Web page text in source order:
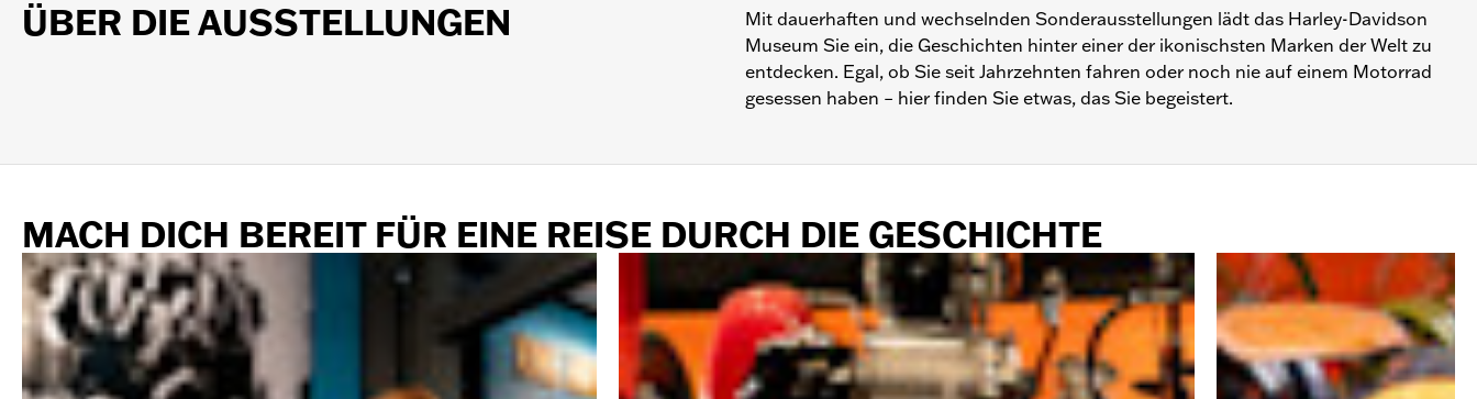
ÜBER DIE AUSSTELLUNGEN
Mit dauerhaften und wechselnden Sonderausstellungen lädt das Harley-Davidson
Museum Sie ein, die Geschichten hinter einer der ikonischsten Marken der Welt zu
entdecken. Egal, ob Sie seit Jahrzehnten fahren oder noch nie auf einem Motorrad
gesessen haben – hier finden Sie etwas, das Sie begeistert.
MACH DICH BEREIT FÜR EINE REISE DURCH DIE GESCHICHTE